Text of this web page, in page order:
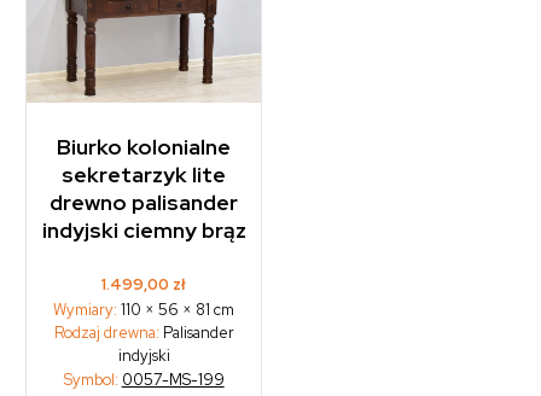
Biurko kolonialne
sekretarzyk lite
drewno palisander
indyjski ciemny brąz
1.499,00 zł
Wymiary:110 × 56 × 81 cm
Rodzaj drewna: Palisander
indyjski
Symbol: 0057-MS-199